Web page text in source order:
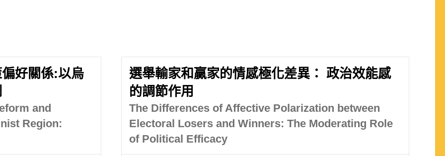
好關係:以烏
and
Region:
選舉輸家和贏家的情感極化差異： 政治效能感
的調節作用
The Differences of Affective Polarization between
Electoral Losers and Winners: The Moderating Role
of Political Efficacy